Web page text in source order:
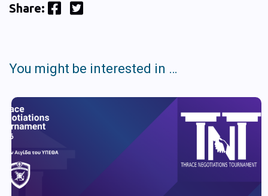
Share: Facebook Twitter
You might be interested in …